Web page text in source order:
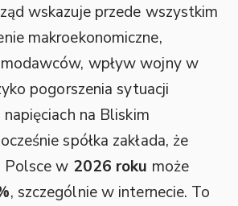
wskazuje przede wszystkim
makroekonomiczne,
wpływ wojny w
pogorszenia sytuacji
na Bliskim
spółka zakłada, że
Polsce w 2026 roku może
, szczególnie w internecie. To